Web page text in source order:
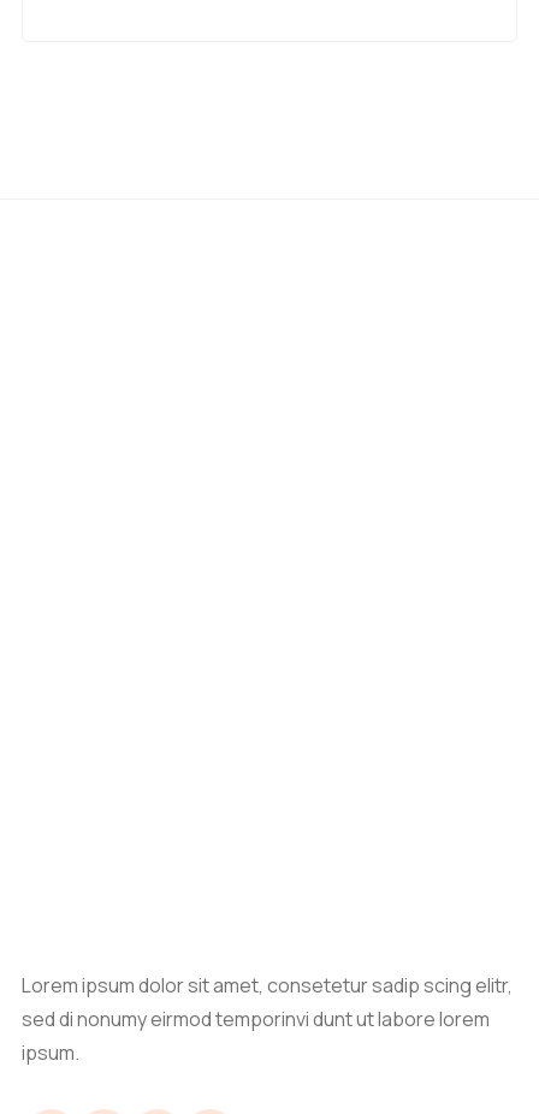
Lorem ipsum dolor sit amet, consetetur sadip scing elitr,
sed di nonumy eirmod temporinvi dunt ut labore lorem
ipsum.